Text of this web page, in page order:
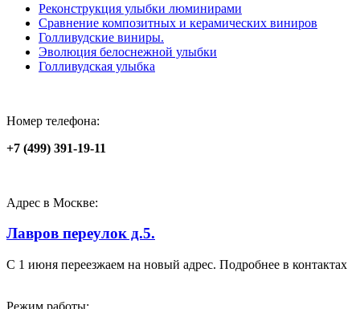
Реконструкция улыбки люминирами
Сравнение композитных и керамических виниров
Голливудские виниры.
Эволюция белоснежной улыбки
Голливудская улыбка
Номер телефона:
+7 (499) 391-19-11
Адрес в Москве:
Лавров переулок д.5.
С 1 июня переезжаем на новый адрес. Подробнее в контактах
Режим работы: